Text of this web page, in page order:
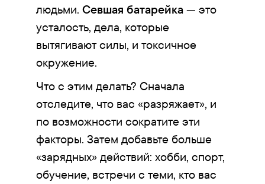
людьми. Севшая батарейка— это
усталость, дела, которые
вытягивают силы, и токсичное
окружение.
Что с этим делать? Сначала
отследите, что вас «разряжает», и
по возможности сократите эти
факторы. Затем добавьте больше
«зарядных» действий: хобби, спорт,
обучение, встречи с теми, кто вас